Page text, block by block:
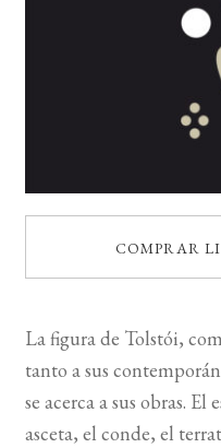
COMPRAR
La figura de Tolstói,
tanto a sus
se acerca a sus obras.
asceta, el conde, el